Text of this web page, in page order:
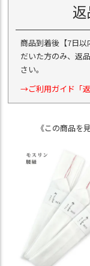
商品到着後【7日
だいた方のみ、返
さい。
→ご利用ガイド「返
《この商品を